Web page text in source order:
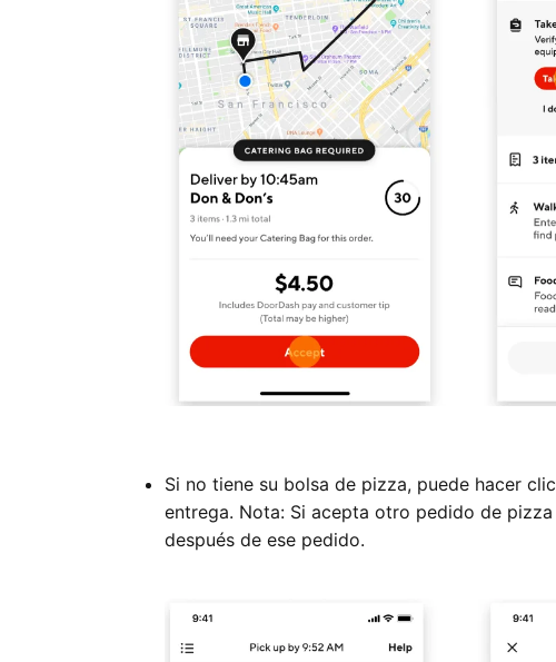
Si no tiene su bolsa de pizza, puede hacer
entrega. Nota: Si acepta otro pedido de
después de ese pedido.